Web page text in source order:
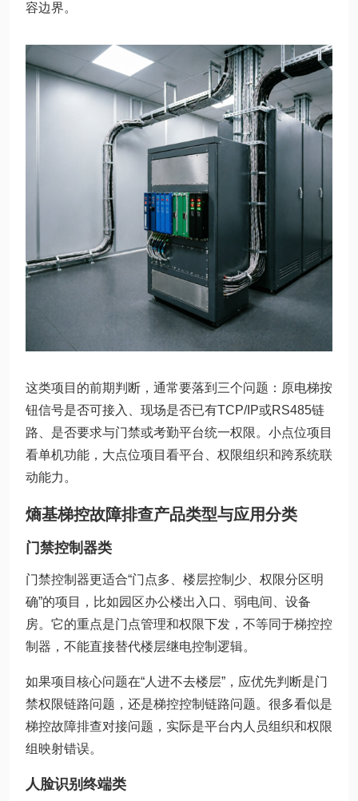
容边界。
这类项目的前期判断，通常要落到三个问题：原电梯按
钮信号是否可接入、现场是否已有TCP/IP或RS485链
路、是否要求与门禁或考勤平台统一权限。小点位项目
看单机功能，大点位项目看平台、权限组织和跨系统联
动能力。
熵基梯控故障排查产品类型与应用分类
门禁控制器类
门禁控制器更适合“门点多、楼层控制少、权限分区明
确”的项目，比如园区办公楼出入口、弱电间、设备
房。它的重点是门点管理和权限下发，不等同于梯控控
制器，不能直接替代楼层继电控制逻辑。
如果项目核心问题在“人进不去楼层”，应优先判断是门
禁权限链路问题，还是梯控控制链路问题。很多看似是
梯控故障排查对接问题，实际是平台内人员组织和权限
组映射错误。
人脸识别终端类